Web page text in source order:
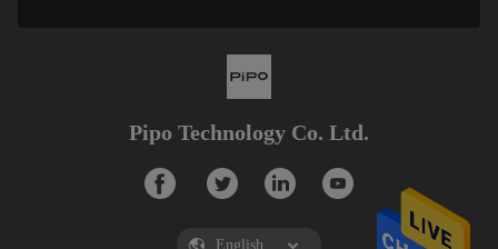
Pipo Technology Co. Ltd.